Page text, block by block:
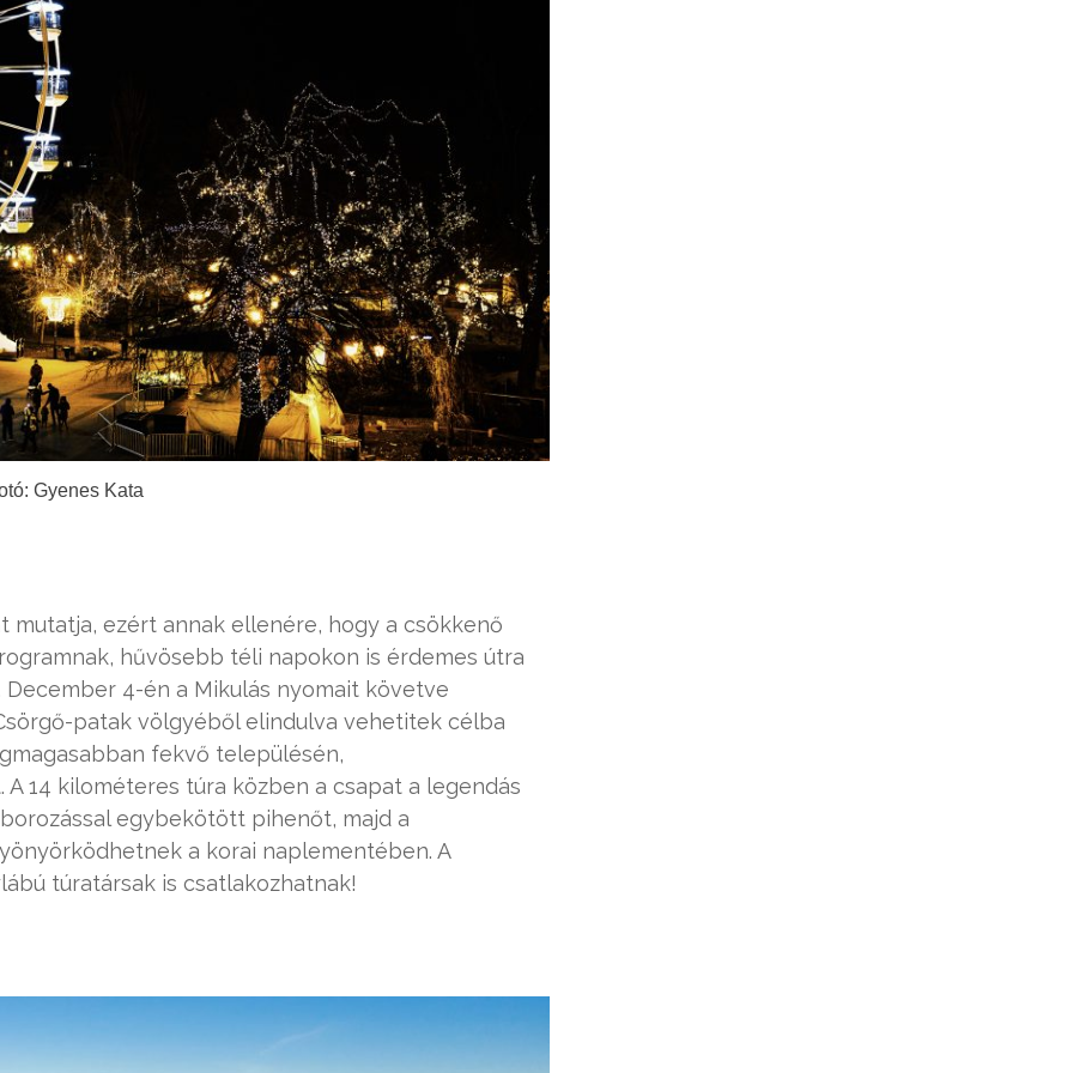
Gyenes Kata
mutatja, ezért annak ellenére, hogy a csökkenő
hűvösebb téli napokon is érdemes útra
4-én a Mikulás nyomait követve
patak völgyéből elindulva vehetitek célba
fekvő településén,
14 kilométeres túra közben a csapat a legendás
egybekötött pihenőt, majd a
a korai naplementében. A
túratársak is csatlakozhatnak!